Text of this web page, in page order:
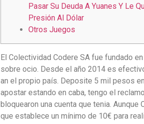
Pasar Su Deuda A Yuanes Y Le
Presión Al Dólar
Otros Juegos
El Colectividad Codere SA fue fundado
sobre ocio. Desde el año 2014 es
an el propio país. Deposite 5 mil pesos
apostar estando en caba, tengo el
bloquearon una cuenta que tenia.
que establece un mínimo de 10€ para